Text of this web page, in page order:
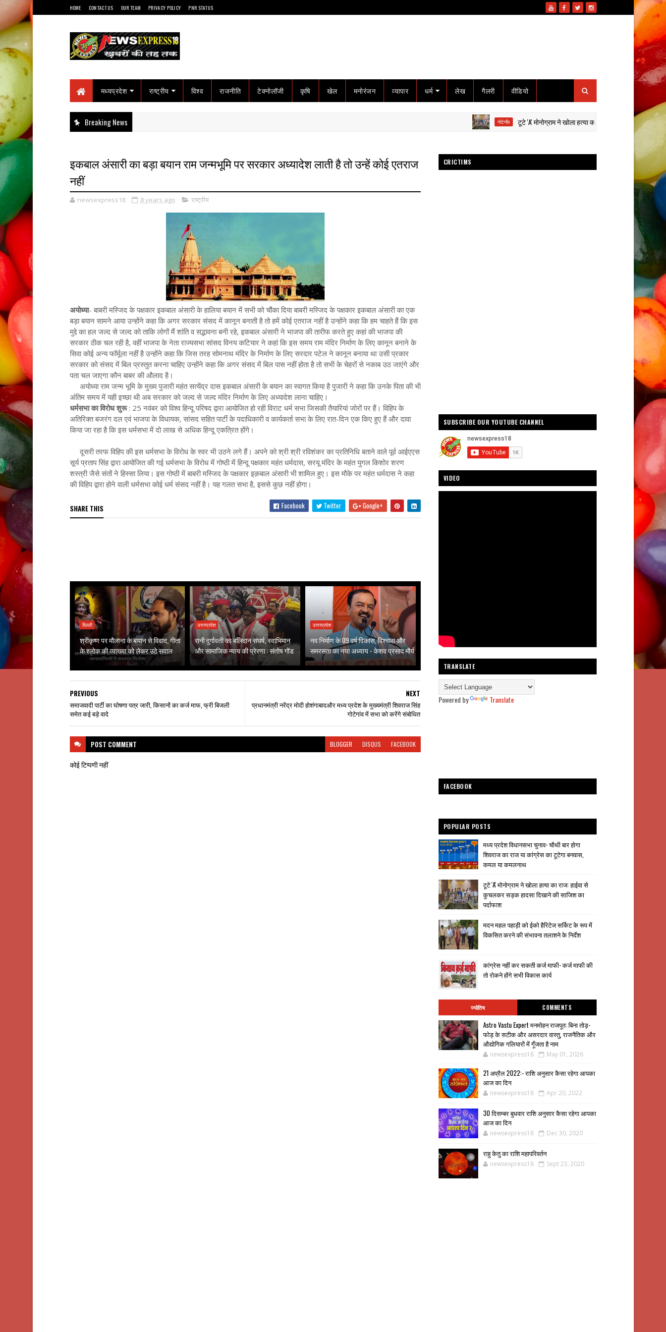
HOME CONTACT US OUR TEAM PRIVACY POLICY PNR STATUS
मध्यप्रदेश राष्ट्रीय विश्व राजनीति टेक्नोलॉजी कृषि खेल मनोरंजन व्यापार धर्म लेख गैलरी वीडियो
Breaking News गोटेगाँव टूटे 'A' मोनोग्राम ने खोला हत्या का राज: हाईवा से कुचलकर सड़क हादसा
इकबाल अंसारी का बड़ा बयान राम जन्मभूमि पर सरकार अध्यादेश लाती है तो उन्हें कोई एतराज
नहीं
newsexpress18 8 years ago राष्ट्रीय
अयोध्या- बाबरी मस्जिद के पक्षकार इकबाल अंसारी के हालिया बयान में सभी को चौंका दिया बाबरी मस्जिद के पक्षकार इकबाल अंसारी का एक
बड़ा बयान सामने आया उन्होंने कहा कि अगर सरकार संसद में कानून बनाती है तो हमें कोई एतराज नहीं है उन्होंने कहा कि हम चाहते हैं कि इस
मुद्दे का हल जल्द से जल्द को ताकि लोगों मैं शांति व सद्भावना बनी रहे, इकबाल अंसारी ने भाजपा की तारीफ करते हुए कहां की भाजपा की
सरकार ठीक चल रही है, वहीं भाजपा के नेता राज्यसभा सांसद विनय कटियार ने कहां कि इस समय राम मंदिर निर्माण के लिए कानून बनाने के
सिवा कोई अन्य फॉर्मूला नहीं है उन्होंने कहा कि जिस तरह सोमनाथ मंदिर के निर्माण के लिए सरदार पटेल ने कानून बनाया था उसी प्रकार
सरकार को संसद में बिल प्रस्तुत करना चाहिए उन्होंने कहा कि अगर संसद में बिल पास नहीं होता है तो सभी के चेहरों से नकाब उठ जाएंगे और
पता चल जाएगा कौन बाबर की औलाद है।
अयोध्या राम जन्म भूमि के मुख्य पुजारी महंत सत्येंद्र दास इकबाल अंसारी के बयान का स्वागत किया है पुजारी ने कहा कि उनके पिता की भी
अंतिम समय में यही इच्छा थी अब सरकार को जल्द से जल्द मंदिर निर्माण के लिए अध्यादेश लाना चाहिए।
धर्मसभा का विरोध शुरू: 25 नवंबर को विश्व हिन्दू परिषद द्वारा आयोजित हो रही विराट धर्म सभा जिसकी तैयारियां जोरों पर हैं। विहिप के
अतिरिक्त बजरंग दल एवं भाजपा के विधायक, सांसद सहित पार्टी के पदाधिकारी व कार्यकर्ता सभा के लिए रात-दिन एक किए हुए हैं और दावा
किया जा रहा है कि इस धर्मसभा में दो लाख से अधिक हिन्दू एकत्रित होंगे।
दूसरी तरफ विहिप की इस धर्मसभा के विरोध के स्वर भी उठने लगे हैं। अपने को श्री श्री रविशंकर का प्रतिनिधि बताने वाले पूर्व आईएएस
सूर्य प्रताप सिंह द्वारा आयोजित की गई धर्मसभा के विरोध में गोष्ठी में हिन्दू पक्षकार महंत धर्मदास, सरयू मंदिर के महंत युगल किशोर शरण
शस्त्री जैसे संतों ने हिस्सा लिया। इस गोष्ठी में बाबरी मस्जिद के पक्षकार इक़बाल अंसारी भी शामिल हुए। इस मौके पर महंत धर्मदास ने कहा
की विहिप द्वारा होने वाली धर्मसभा कोई धर्म संसद नहीं है। यह गलत सभा है, इससे कुछ नहीं होगा।
SHARE THIS Facebook Twitter Google+
दिल्ली
श्रीकृष्ण पर मौलाना के बयान से विवाद, गीता
के श्लोक की व्याख्या को लेकर उठे सवाल
उत्तरप्रदेश
रानी दुर्गावती का बलिदान संघर्ष, स्वाभिमान
और सामाजिक न्याय की प्रेरणा : संतोष गोंड
उत्तरप्रदेश
नव निर्माण के 09 वर्ष:विकास, विश्वास और
समरसता का नया अध्याय - केशव प्रसाद मौर्य
NEXT
प्रधानमंत्री नरेंद्र मोदी होशंगाबादऔर मध्य प्रदेश के मुख्यमंत्री शिवराज सिंह
गोटेगांव में सभा को करेंगे संबोधित
PREVIOUS
समाजवादी पार्टी का घोषणा पत्र जारी, किसानों का कर्ज माफ, फ्री बिजली
समेत कई बड़े वादे
POST COMMENT BLOGGER DISQUS FACEBOOK
कोई टिप्पणी नहीं
CRICTIMS
SUBSCRIBE OUR YOUTUBE CHANNEL
VIDEO
TRANSLATE
Powered by Translate
FACEBOOK
POPULAR POSTS
मध्य प्रदेश विधानसभा चुनाव- चौथी बार होगा
शिवराज का राज या कांग्रेस का टूटेगा बनवास,
कमल या कमलनाथ
टूटे 'A' मोनोग्राम ने खोला हत्या का राज: हाईवा से
कुचलकर सड़क हादसा दिखाने की साजिश का
पर्दाफाश
मदन महल पहाड़ी को ईको हैरिटेज सर्किट के रूप में
विकसित करने की संभावना तलाशने के निर्देश
कांग्रेस नहीं कर सकती कर्ज माफी- कर्ज माफी की
तो रोकने होंगे सभी विकास कार्य
ज्योतिष COMMENTS
Astro Vastu Expert मनमोहन राजपूत: बिना तोड़-
फोड़ के सटीक और असरदार वास्तु, राजनैतिक और
औद्योगिक गलियारों में गूँजता है नाम
newsexpress18 May 01, 2026
21 अप्रैल 2022:- राशि अनुसार कैसा रहेगा आपका
आज का दिन
newsexpress18 Apr 20, 2022
30 दिसम्बर बुधवार राशि अनुसार कैसा रहेगा आपका
आज का दिन
newsexpress18 Dec 30, 2020
राहु केतु का राशि महापरिवर्तन
newsexpress18 Sept 23, 2020